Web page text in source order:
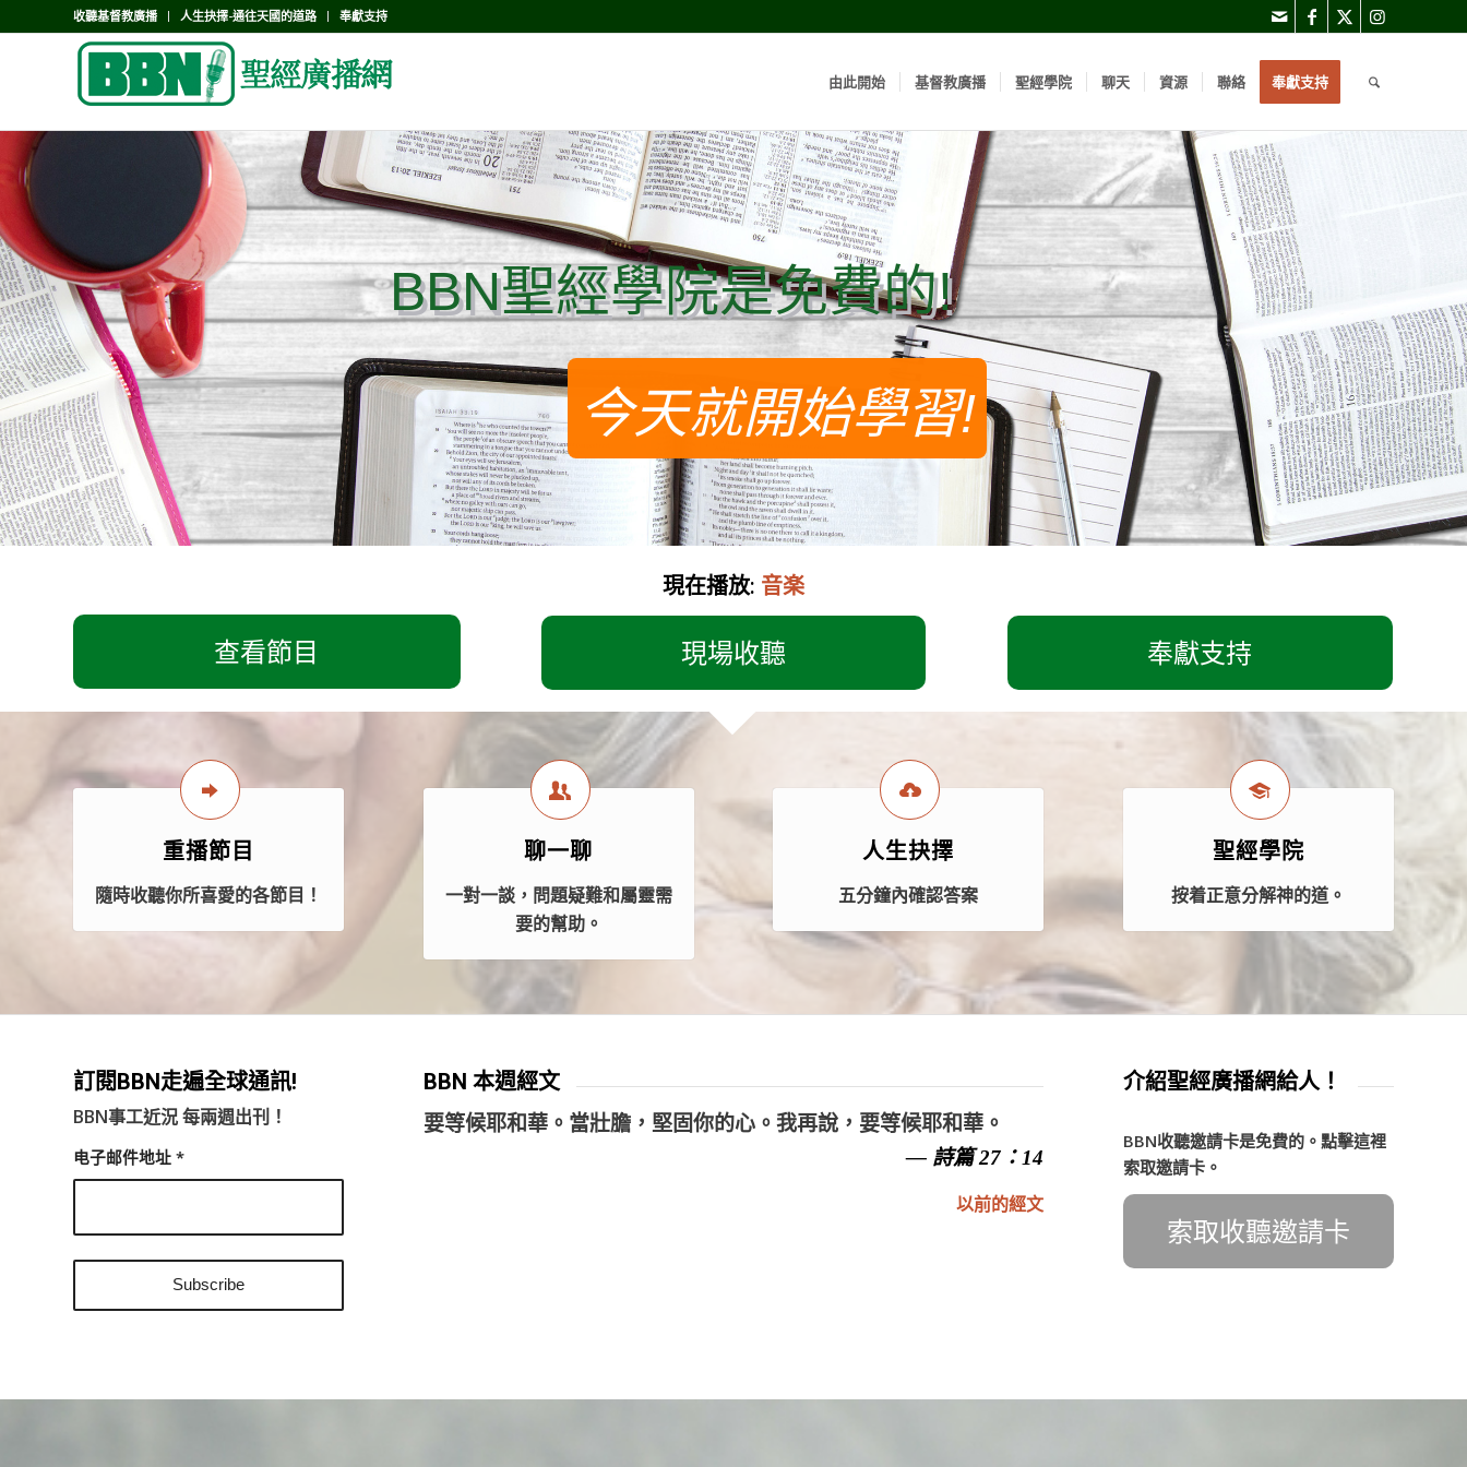
收聽基督教廣播 人生抉擇-通往天國的道路 奉獻支持
由此開始 基督教廣播 聖經學院 聊天 資源 聯絡 奉獻支持
BBN聖經學院是免費的!
BBN聖經學院是免費的!
今天就開始學習!
現在播放: 音楽
查看節目 現場收聽 奉獻支持
重播節目
隨時收聽你所喜愛的各節目！
聊一聊
一對一談，問題疑難和屬靈需
要的幫助。
人生抉擇
五分鐘內確認答案
聖經學院
按着正意分解神的道。
訂閱BBN走遍全球通訊!
BBN事工近況 每兩週出刊！
电子邮件地址 *
BBN 本週經文
要等候耶和華。當壯膽，堅固你的心。我再說，要等候耶和華。
— 詩篇 27：14
以前的經文
介紹聖經廣播網給人！
BBN收聽邀請卡是免費的。點擊這裡
索取邀請卡。
索取收聽邀請卡